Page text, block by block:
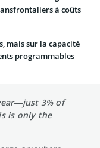
à coûts
mais sur la capacité
programmables
3% of
is only the